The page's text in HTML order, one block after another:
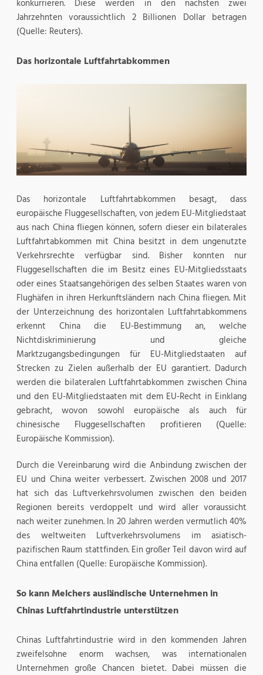
konkurrieren. Diese werden in den nächsten zwei
Jahrzehnten voraussichtlich 2 Billionen Dollar betragen
(Quelle: Reuters).
Das horizontale Luftfahrtabkommen
Das horizontale Luftfahrtabkommen besagt, dass
europäische Fluggesellschaften, von jedem EU-Mitgliedstaat
aus nach China fliegen können, sofern dieser ein bilaterales
Luftfahrtabkommen mit China besitzt in dem ungenutzte
Verkehrsrechte verfügbar sind. Bisher konnten nur
Fluggesellschaften die im Besitz eines EU-Mitgliedsstaats
oder eines Staatsangehörigen des selben Staates waren von
Flughäfen in ihren Herkunftsländern nach China fliegen. Mit
der Unterzeichnung des horizontalen Luftfahrtabkommens
erkennt China die EU-Bestimmung an, welche
Nichtdiskriminierung und gleiche
Marktzugangsbedingungen für EU-Mitgliedstaaten auf
Strecken zu Zielen außerhalb der EU garantiert. Dadurch
werden die bilateralen Luftfahrtabkommen zwischen China
und den EU-Mitgliedstaaten mit dem EU-Recht in Einklang
gebracht, wovon sowohl europäische als auch für
chinesische Fluggesellschaften profitieren (Quelle:
Europäische Kommission).
Durch die Vereinbarung wird die Anbindung zwischen der
EU und China weiter verbessert. Zwischen 2008 und 2017
hat sich das Luftverkehrsvolumen zwischen den beiden
Regionen bereits verdoppelt und wird aller voraussicht
nach weiter zunehmen. In 20 Jahren werden vermutlich 40%
des weltweiten Luftverkehrsvolumens im asiatisch-
pazifischen Raum stattfinden. Ein großer Teil davon wird auf
China entfallen (Quelle: Europäische Kommission).
So kann Melchers ausländische Unternehmen in
Chinas Luftfahrtindustrie unterstützen
Chinas Luftfahrtindustrie wird in den kommenden Jahren
zweifelsohne enorm wachsen, was internationalen
Unternehmen große Chancen bietet. Dabei müssen die